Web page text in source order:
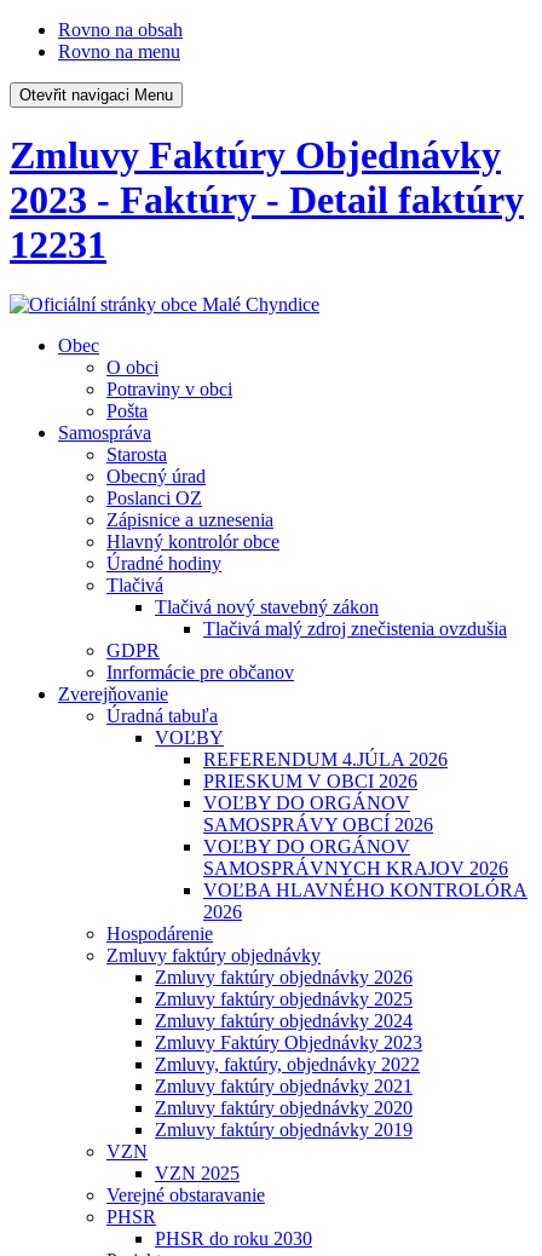
Rovno na obsah
Rovno na menu
Otevřit navigaci Menu
Zmluvy Faktúry Objednávky
2023 - Faktúry - Detail faktúry
12231
Obec
O obci
Potraviny v obci
Pošta
Samospráva
Starosta
Obecný úrad
Poslanci OZ
Zápisnice a uznesenia
Hlavný kontrolór obce
Úradné hodiny
Tlačivá
Tlačivá nový stavebný zákon
Tlačivá malý zdroj znečistenia ovzdušia
GDPR
Inrformácie pre občanov
Zverejňovanie
Úradná tabuľa
VOĽBY
REFERENDUM 4.JÚLA 2026
PRIESKUM V OBCI 2026
VOĽBY DO ORGÁNOV
SAMOSPRÁVY OBCÍ 2026
VOĽBY DO ORGÁNOV
SAMOSPRÁVNYCH KRAJOV 2026
VOĽBA HLAVNÉHO KONTROLÓRA
2026
Hospodárenie
Zmluvy faktúry objednávky
Zmluvy faktúry objednávky 2026
Zmluvy faktúry objednávky 2025
Zmluvy faktúry objednávky 2024
Zmluvy Faktúry Objednávky 2023
Zmluvy, faktúry, objednávky 2022
Zmluvy faktúry objednávky 2021
Zmluvy faktúry objednávky 2020
Zmluvy faktúry objednávky 2019
VZN
VZN 2025
Verejné obstaravanie
PHSR
PHSR do roku 2030